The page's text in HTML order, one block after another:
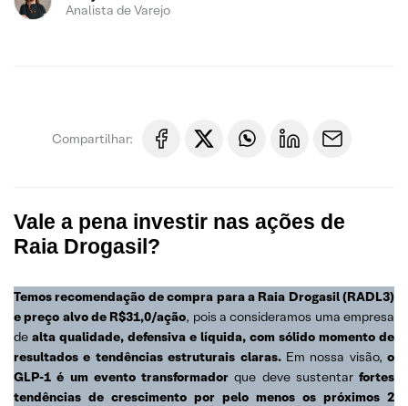
Analista de Varejo
Compartilhar:
Vale a pena investir nas ações de
Raia Drogasil?
Temos recomendação de compra para a Raia Drogasil (RADL3)
e preço alvo de R$31,0/ação, pois a consideramos uma empresa
de alta qualidade, defensiva e líquida, com sólido momento de
resultados e tendências estruturais claras.Em nossa visão, o
GLP-1 é um evento transformador que deve sustentar fortes
tendências de crescimento por pelo menos os próximos 2